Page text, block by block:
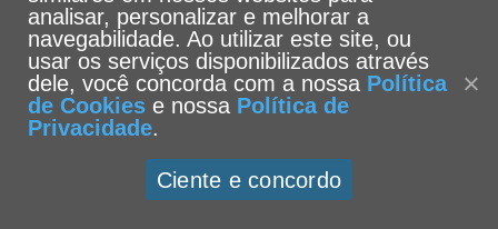
IMAGEM E DESIGN GRÁFICO
PRATICANDO A IMPRESSÃO 3D
SALA DE AULA COLABORATIVA
analisar, personalizar e melhorar a
navegabilidade. Ao utilizar este site, ou
usar os serviços disponibilizados através
dele, você concorda com a nossa Política
de Cookies e nossa Política de
Privacidade.
Ciente e concordo